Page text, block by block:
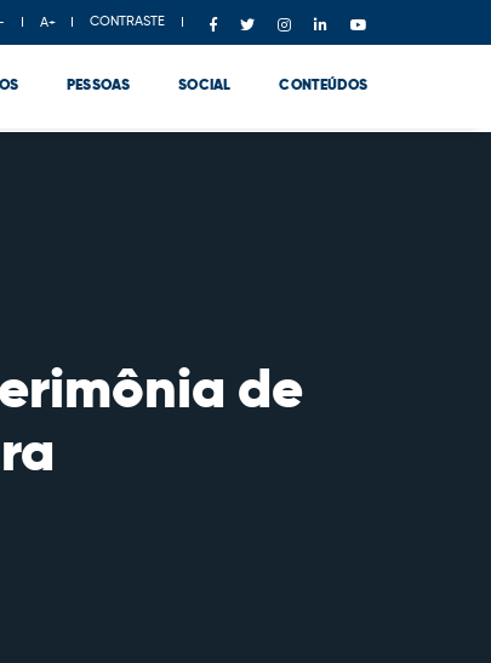
A+ CONTRASTE
PESSOAS SOCIAL CONTEÚDOS
de